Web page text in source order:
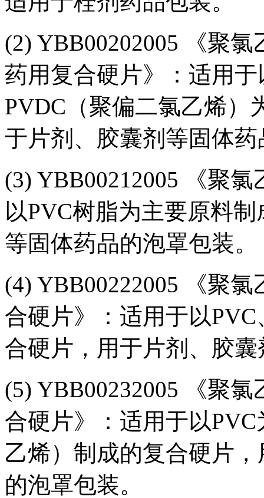
(2) YBB00202005 《聚
药用复合硬片》：适用
PVDC（聚偏二氯乙烯）
于片剂、胶囊剂等固体
(3) YBB00212005 《聚
以PVC树脂为主要原料
等固体药品的泡罩包装。
(4) YBB00222005 《聚
合硬片》：适用于以
合硬片，用于片剂、胶
(5) YBB00232005 《聚
合硬片》：适用于以
乙烯）制成的复合硬片
的泡罩包装。